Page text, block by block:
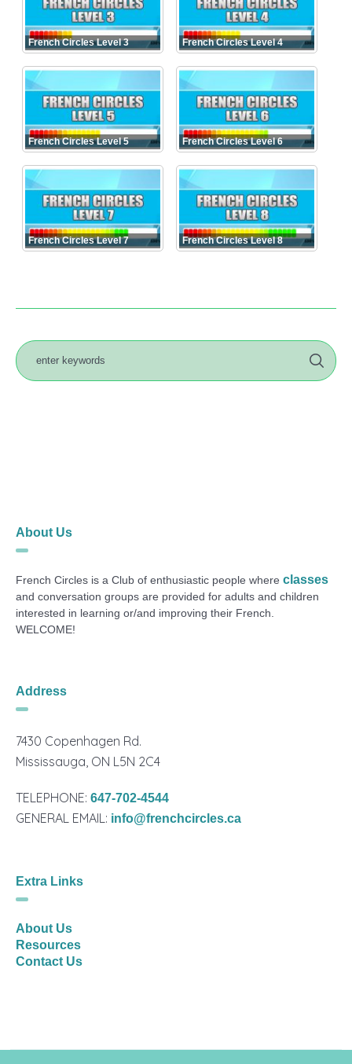
French Circles Level 3 French Circles Level 4
French Circles Level 5 French Circles Level 6
French Circles Level 7 French Circles Level 8
About Us
French Circles is a Club of enthusiastic people whereclasses
and conversation groups are provided for adults and children
interested in learning or/and improving their French.
WELCOME!
Address
7430 Copenhagen Rd.
Mississauga, ON L5N 2C4
TELEPHONE:647-702-4544
GENERAL EMAIL: info@frenchcircles.ca
Extra Links
About Us
Resources
Contact Us